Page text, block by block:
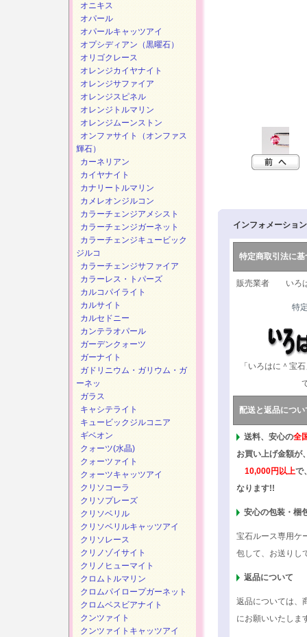
インフォメーション
特定商取引法に基
販売業者 いろ
特
「いろはに＾宝
配送と返品につい
送料、安心の全
お買い上げ金額が
10,000円以上で
なります!!
安心の包装・梱
宝石ルース専用ケ
包して、お送りし
返品について
返品については、
にお願いいたしま
オニキス
オパール
オパールキャッツアイ
オプシディアン（黒曜石）
オリゴクレース
オレンジカイヤナイト
オレンジサファイア
オレンジスピネル
オレンジトルマリン
オレンジムーンストン
オンファサイト（オンファス
輝石）
カーネリアン
カイヤナイト
カナリートルマリン
カメレオンジルコン
カラーチェンジアメシスト
カラーチェンジガーネット
カラーチェンジキュービック
ジルコ
カラーチェンジサファイア
カラーレス・トパーズ
カルコパイライト
カルサイト
カルセドニー
カンテラオパール
ガーデンクォーツ
ガーナイト
ガドリニウム・ガリウム・ガ
ーネッ
ガラス
キャシテライト
キュービックジルコニア
ギベオン
クォーツ(水晶)
クォーツァイト
クォーツキャッツアイ
クリソコーラ
クリソプレーズ
クリソベリル
クリソベリルキャッツアイ
クリソレース
クリノゾイサイト
クリノヒューマイト
クロムトルマリン
クロムパイロープガーネット
クロムベスビアナイト
クンツァイト
クンツァイトキャッツアイ